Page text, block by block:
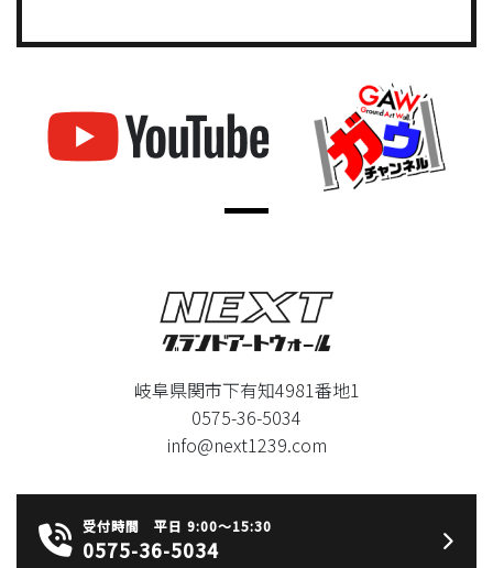
岐阜県関市下有知4981番地1
0575-36-5034
info@next1239.com
受付時間 平日 9:00〜15:30
0575-36-5034